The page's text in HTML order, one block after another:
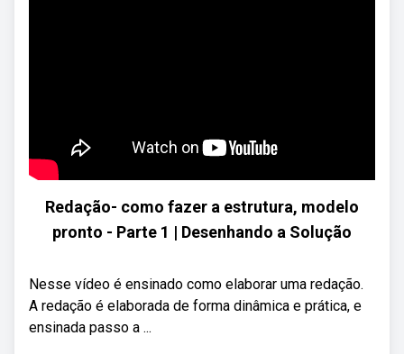
Redação- como fazer a estrutura, modelo
pronto - Parte 1 | Desenhando a Solução
Nesse vídeo é ensinado como elaborar uma redação.
A redação é elaborada de forma dinâmica e prática, e
ensinada passo a ...